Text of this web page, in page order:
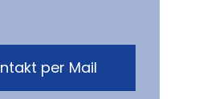
per Mail